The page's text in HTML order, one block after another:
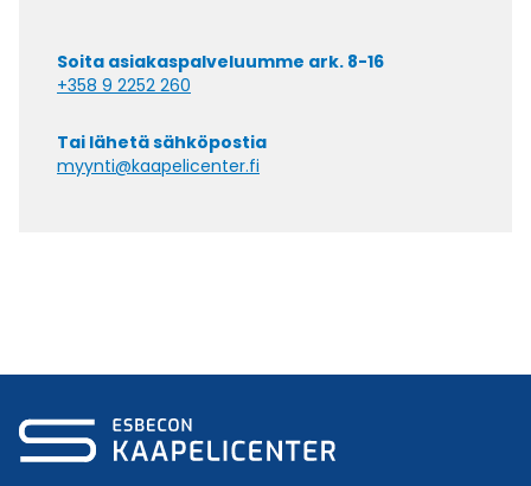
Soita asiakaspalveluumme ark. 8-16
+358 9 2252 260
Tai lähetä sähköpostia
myynti@kaapelicenter.fi